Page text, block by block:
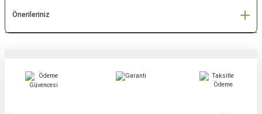
Önerileriniz